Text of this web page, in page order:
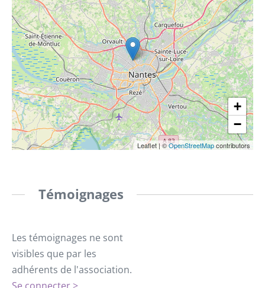
+
−
Leaflet|©OpenStreetMapcontributors
Témoignages
Les témoignages ne sont
visibles que par les
adhérents de l'association.